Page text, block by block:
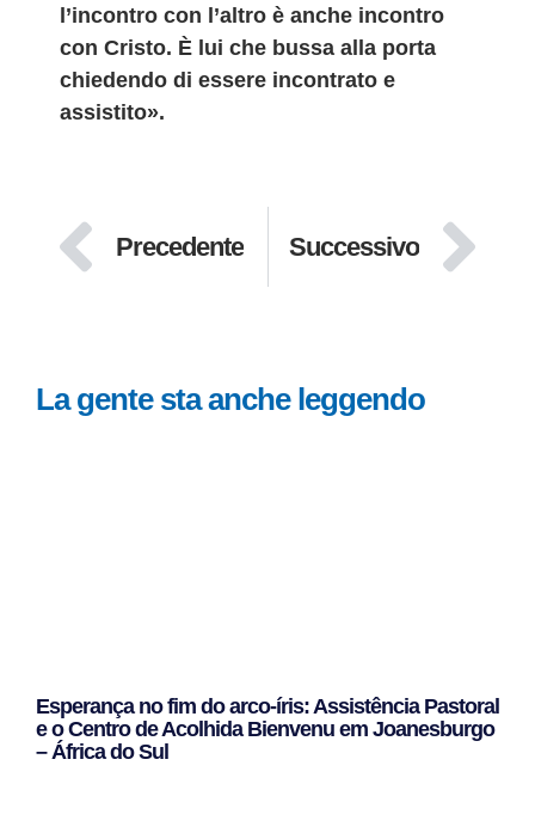
l’incontro con l’altro è anche incontro
con Cristo. È lui che bussa alla porta
chiedendo di essere incontrato e
assistito».
Precedente Successivo
La gente sta anche leggendo
Esperança no fim do arco-íris: Assistência Pastoral
e o Centro de Acolhida Bienvenu em Joanesburgo
– África do Sul